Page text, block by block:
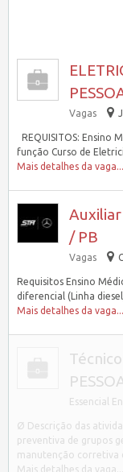
Vagas
REQUISITOS:
função Curso de
Mais detalhes da
Auxiliar
/ PB
Vagas
Requisitos Ensino
diferencial (Linha
Mais detalhes da
Essencial
Ø Descrição das
preventiva de grupos
manutenção corretiva
Mais detalhes da vaga....